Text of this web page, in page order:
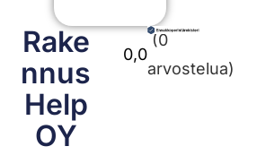
Rake
nnus
Help
OY
0,0
(0
arvostelua)